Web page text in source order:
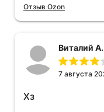
Отзыв Ozon
Виталий А.
7 августа
Хз